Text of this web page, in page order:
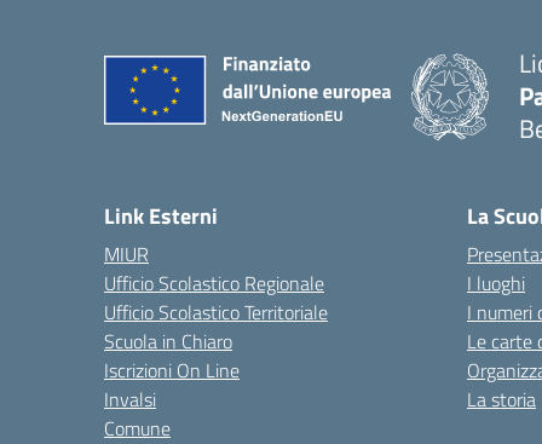
Link Esterni
MIUR
Ufficio Scolastico Regionale
Ufficio Scolastico Territoriale
Scuola in Chiaro
Iscrizioni On Line
Invalsi
Comune
La
I luoghi
I numeri
Le carte
La storia